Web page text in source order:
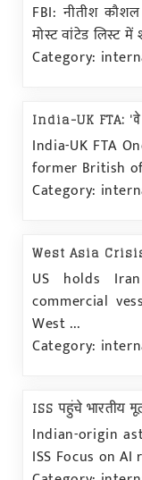
FBI: नीतीश
मोस्ट वांटेड लिस्ट
Category:
India-UK FTA: 'वे
India-UK FTA
former British
Category:
West Asia
US holds
commercial
West ...
Category:
ISS पहुंचे भारतीय
Indian-origin
ISS Focus on